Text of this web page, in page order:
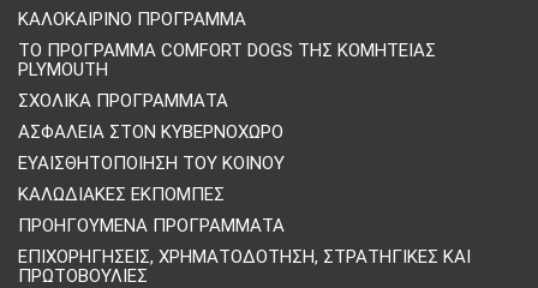
ΚΑΛΟΚΑΙΡΙΝΌ ΠΡΌΓΡΑΜΜΑ
ΤΟ ΠΡΌΓΡΑΜΜΑ COMFORT DOGS ΤΗΣ ΚΟΜΗΤΕΊΑΣ
PLYMOUTH
ΣΧΟΛΙΚΆ ΠΡΟΓΡΆΜΜΑΤΑ
ΑΣΦΆΛΕΙΑ ΣΤΟΝ ΚΥΒΕΡΝΟΧΏΡΟ
ΕΥΑΙΣΘΗΤΟΠΟΊΗΣΗ ΤΟΥ ΚΟΙΝΟΎ
ΚΑΛΩΔΙΑΚΈΣ ΕΚΠΟΜΠΈΣ
ΠΡΟΗΓΟΎΜΕΝΑ ΠΡΟΓΡΆΜΜΑΤΑ
ΕΠΙΧΟΡΗΓΉΣΕΙΣ, ΧΡΗΜΑΤΟΔΌΤΗΣΗ, ΣΤΡΑΤΗΓΙΚΈΣ ΚΑΙ
ΠΡΩΤΟΒΟΥΛΊΕΣ